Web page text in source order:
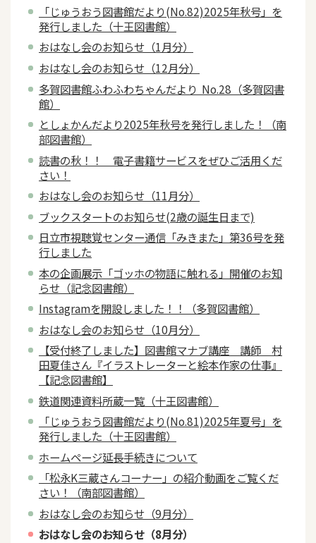
「じゅうおう図書館だより(No.82)2025年秋号」を
発行しました（十王図書館）
おはなし会のお知らせ（1月分）
おはなし会のお知らせ（12月分）
多賀図書館ふわふわちゃんだより No.28（多賀図書
館）
としょかんだより2025年秋号を発行しました！（南
部図書館）
読書の秋！！ 電子書籍サービスをぜひご活用くだ
さい！
おはなし会のお知らせ（11月分）
ブックスタートのお知らせ(2歳の誕生日まで)
日立市視聴覚センター通信「みきまた」第36号を発
行しました
本の企画展示「ゴッホの物語に触れる」開催のお知
らせ（記念図書館）
Instagramを開設しました！！（多賀図書館）
おはなし会のお知らせ（10月分）
【受付終了しました】図書館マナブ講座 講師 村
田夏佳さん『イラストレーターと絵本作家の仕事』
【記念図書館】
鉄道関連資料所蔵一覧（十王図書館）
「じゅうおう図書館だより(No.81)2025年夏号」を
発行しました（十王図書館）
ホームページ延長手続きについて
「松永K三蔵さんコーナー」の紹介動画をご覧くだ
さい！（南部図書館）
おはなし会のお知らせ（9月分）
おはなし会のお知らせ（8月分）